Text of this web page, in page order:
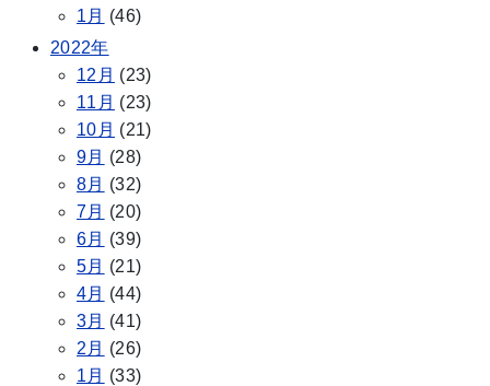
1月 (46)
2022年
12月 (23)
11月 (23)
10月 (21)
9月 (28)
8月 (32)
7月 (20)
6月 (39)
5月 (21)
4月 (44)
3月 (41)
2月 (26)
1月 (33)